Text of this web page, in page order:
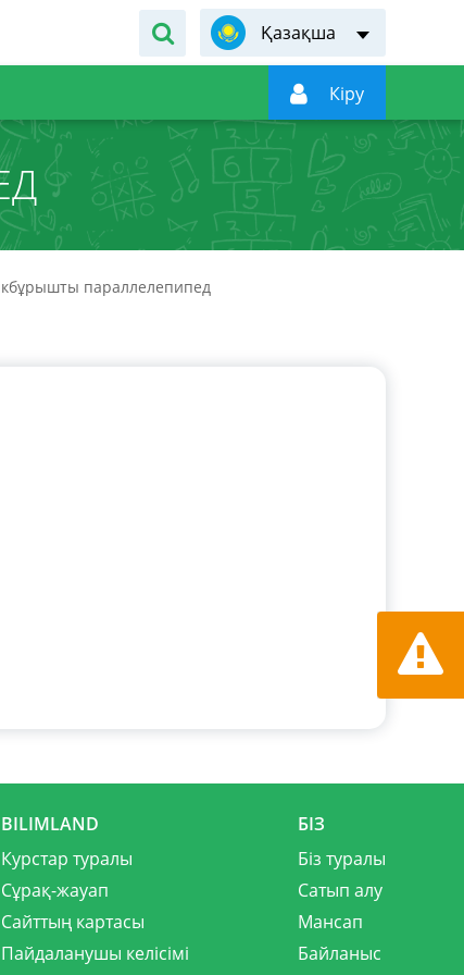
Қазақша
 Кiру
параллелепипед
Қате
BILIMLAND
Курстар туралы
Сұрақ-жауап
Сайттың картасы
Пайдаланушы келісімі
БІЗ
Біз туралы
Сатып алу
Мансап
Байланыс